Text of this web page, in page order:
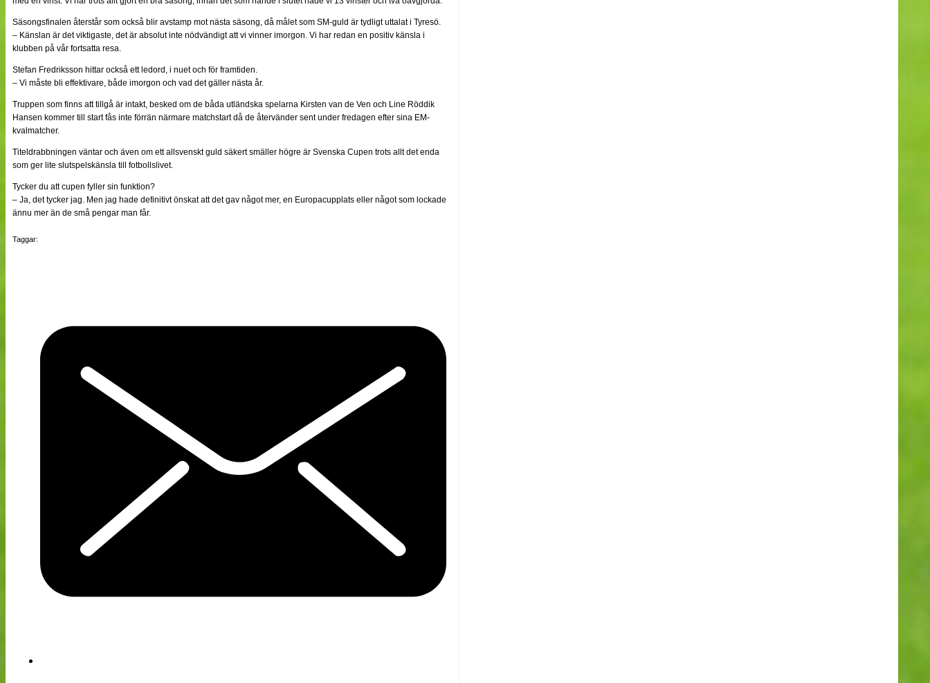
Säsongsfinalen återstår som också blir avstamp mot nästa säsong, då målet som SM-guld är tydligt uttalat i Tyresö.
– Känslan är det viktigaste, det är absolut inte nödvändigt att vi vinner imorgon. Vi har redan en positiv känsla i
klubben på vår fortsatta resa.
Stefan Fredriksson hittar också ett ledord, i nuet och för framtiden.
– Vi måste bli effektivare, både imorgon och vad det gäller nästa år.
Truppen som finns att tillgå är intakt, besked om de båda utländska spelarna Kirsten van de Ven och Line Röddik
Hansen kommer till start fås inte förrän närmare matchstart då de återvänder sent under fredagen efter sina EM-
kvalmatcher.
Titeldrabbningen väntar och även om ett allsvenskt guld säkert smäller högre är Svenska Cupen trots allt det enda
som ger lite slutspelskänsla till fotbollslivet.
Tycker du att cupen fyller sin funktion?
– Ja, det tycker jag. Men jag hade definitivt önskat att det gav något mer, en Europacupplats eller något som lockade
ännu mer än de små pengar man får.
Taggar: